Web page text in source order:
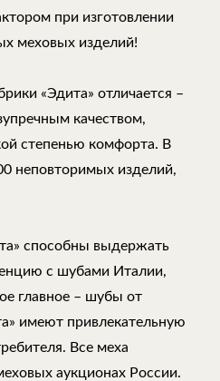
при изготовлении
меховых изделий!
«Эдита» отличается –
качеством,
степенью комфорта. В
неповторимых изделий,
способны выдержать
с шубами Италии,
главное – шубы от
имеют привлекательную
Все меха
аукционах России.